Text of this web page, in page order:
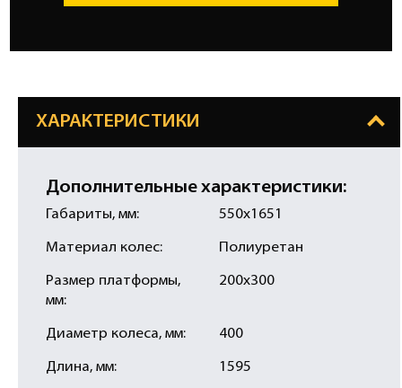
ХАРАКТЕРИСТИКИ
Дополнительные характеристики:
Габариты, мм: 550х1651
Материал колес: Полиуретан
Размер платформы,
мм:
200х300
Диаметр колеса, мм: 400
Длина, мм: 1595